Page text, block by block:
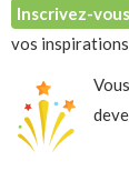
Inscrivez-vous
vos inspirations